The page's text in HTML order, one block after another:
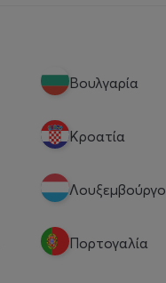
Βουλγαρία
Κροατία
Λουξεμβούργο
Πορτογαλία